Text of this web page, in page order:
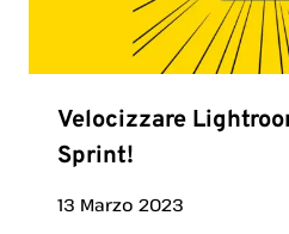
Velocizzare
Sprint!
13 Marzo 2023